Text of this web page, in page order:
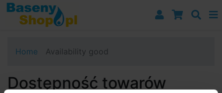
Przejdź do nawigacji
Przejdź do treści
Przejdź do paska bocznego
Home Availability good
Dostępność towarów